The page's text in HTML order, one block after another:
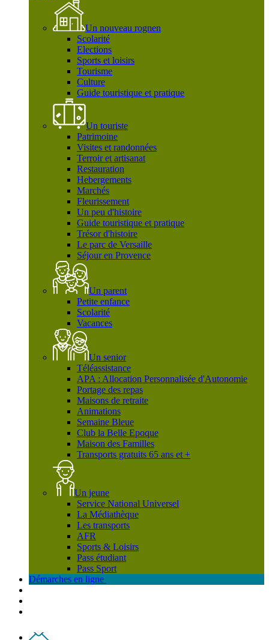
Un nouveau rognen
Scolarité
Elections
Sports et loisirs
Tourisme
Culture
Guide touristique et pratique
Un touriste
Patrimoine
Visites et randonnées
Terroir et artisanat
Restauration
Hebergements
Marchés
Fleurissement
Un peu d'histoire
Guide touristique et pratique
Trésor d'histoire
Le parc de Versaille
Séjour en Provence
Un parent
Petite enfance
Scolarité
Vacances
Un senior
Téléassistance
APA : Allocation Personnalisée d'Autonomie
Portage des repas
Maisons de retraite
Animations
Semaine Bleue
Club la Belle Epoque
Maison des Familles
Transports gratuits 65 ans et +
Un jeune
Service National Universel
La Médiathèque
Les transports
AFR
Sports & Loisirs
Pass étudiant
Pass Sport
Démarches en ligne
Contact